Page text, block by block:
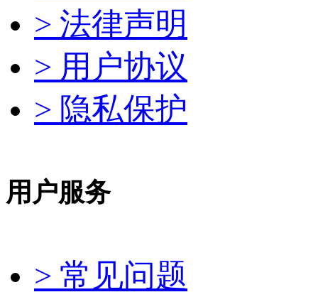
> 法律声明
> 用户协议
> 隐私保护
用户服务
> 常见问题